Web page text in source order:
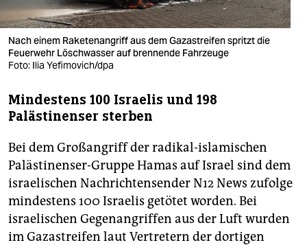
verlag
verlag
veranstaltungen
shop
fragen & hilfe
unterstützen
abo
genossenschaft
epaper login
Nach einem Raketenangriff aus dem Gazastreifen spritzt die
Feuerwehr Löschwasser auf brennende Fahrzeuge
Foto: Ilia Yefimovich/dpa
Mindestens 100 Israelis und 198
Palästinenser sterben
Bei dem Großangriff der radikal-islamischen
Palästinenser-Gruppe Hamas auf Israel sind dem
israelischen Nachrichtensender N12 News zufolge
mindestens 100 Israelis getötet worden. Bei
israelischen Gegenangriffen aus der Luft wurden
im Gazastreifen laut Vertretern der dortigen